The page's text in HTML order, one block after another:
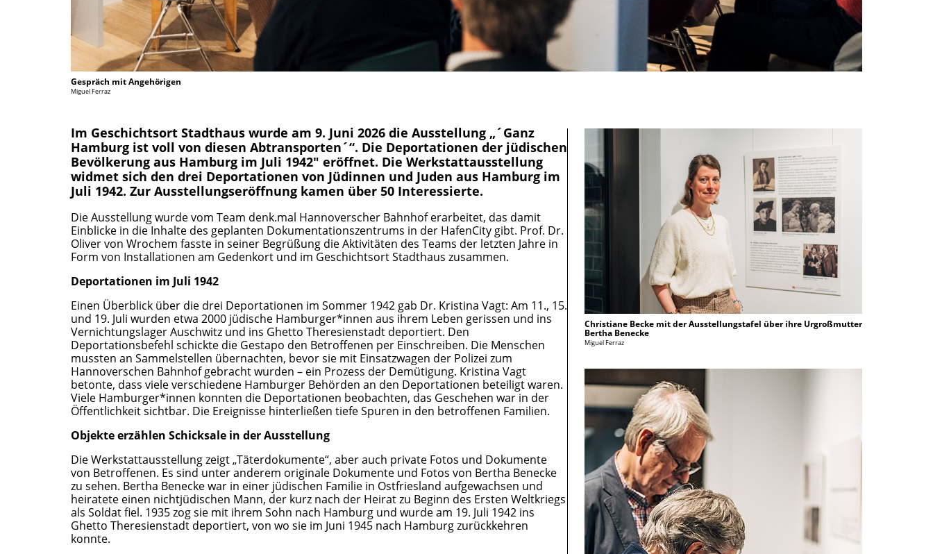
Gespräch mit Angehörigen
Miguel Ferraz
Im Geschichtsort Stadthaus wurde am 9. Juni 2026 die Ausstellung „´Ganz
Hamburg ist voll von diesen Abtransporten´“. Die Deportationen der jüdischen
Bevölkerung aus Hamburg im Juli 1942" eröffnet. Die Werkstattausstellung
widmet sich den drei Deportationen von Jüdinnen und Juden aus Hamburg im
Juli 1942. Zur Ausstellungseröffnung kamen über 50 Interessierte.
Die Ausstellung wurde vom Team denk.mal Hannoverscher Bahnhof erarbeitet, das damit
Einblicke in die Inhalte des geplanten Dokumentationszentrums in der HafenCity gibt. Prof. Dr.
Oliver von Wrochem fasste in seiner Begrüßung die Aktivitäten des Teams der letzten Jahre in
Form von Installationen am Gedenkort und im Geschichtsort Stadthaus zusammen.
Deportationen im Juli 1942
Einen Überblick über die drei Deportationen im Sommer 1942 gab Dr. Kristina Vagt: Am 11., 15.
und 19. Juli wurden etwa 2000 jüdische Hamburger*innen aus ihrem Leben gerissen und ins
Vernichtungslager Auschwitz und ins Ghetto Theresienstadt deportiert. Den
Deportationsbefehl schickte die Gestapo den Betroffenen per Einschreiben. Die Menschen
mussten an Sammelstellen übernachten, bevor sie mit Einsatzwagen der Polizei zum
Hannoverschen Bahnhof gebracht wurden – ein Prozess der Demütigung. Kristina Vagt
betonte, dass viele verschiedene Hamburger Behörden an den Deportationen beteiligt waren.
Viele Hamburger*innen konnten die Deportationen beobachten, das Geschehen war in der
Öffentlichkeit sichtbar. Die Ereignisse hinterließen tiefe Spuren in den betroffenen Familien.
Objekte erzählen Schicksale in der Ausstellung
Die Werkstattausstellung zeigt „Täterdokumente“, aber auch private Fotos und Dokumente
von Betroffenen. Es sind unter anderem originale Dokumente und Fotos von Bertha Benecke
zu sehen. Bertha Benecke war in einer jüdischen Familie in Ostfriesland aufgewachsen und
heiratete einen nichtjüdischen Mann, der kurz nach der Heirat zu Beginn des Ersten Weltkriegs
als Soldat fiel. 1935 zog sie mit ihrem Sohn nach Hamburg und wurde am 19. Juli 1942 ins
Ghetto Theresienstadt deportiert, von wo sie im Juni 1945 nach Hamburg zurückkehren
konnte.
Christiane Becke mit der Ausstellungstafel über ihre Urgroßmutter
Bertha Benecke
Miguel Ferraz